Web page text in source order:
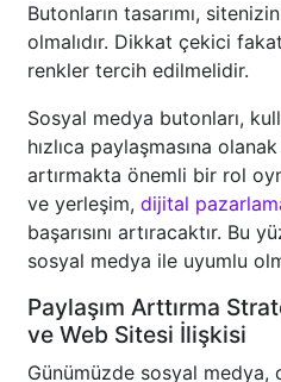
Butonların tasarımı,
olmalıdır. Dikkat çekici
renkler tercih edilmelidir.
Sosyal medya butonları,
hızlıca paylaşmasına
artırmakta önemli bir rol
ve yerleşim, dijital
başarısını artıracaktır. Bu
sosyal medya ile uyumlu
Paylaşım Arttırma
ve Web Sitesi İlişkisi
Günümüzde sosyal medya,